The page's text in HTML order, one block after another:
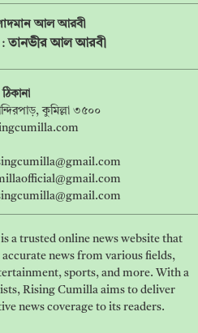
আল আরবী
: তানভীর আল আরবী
ঠিকানা
কুমিল্লা ৩৫০০
is a trusted online news website that
news from various fields,
sports, and more. With a
Rising Cumilla aims to deliver
news coverage to its readers.